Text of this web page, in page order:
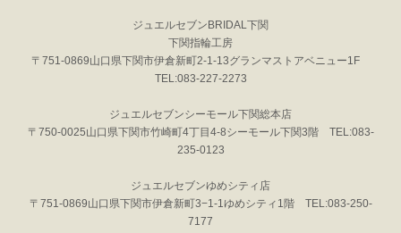
ジュエルセブンBRIDAL下関
下関指輪工房
〒751-0869山口県下関市伊倉新町2-1-13グランマストアベニュー1F
TEL:083-227-2273
ジュエルセブンシーモール下関総本店
〒750-0025山口県下関市竹崎町4丁目4-8シーモール下関3階 TEL:083-
235-0123
ジュエルセブンゆめシティ店
〒751-0869山口県下関市伊倉新町3−1-1ゆめシティ1階 TEL:083-250-
7177